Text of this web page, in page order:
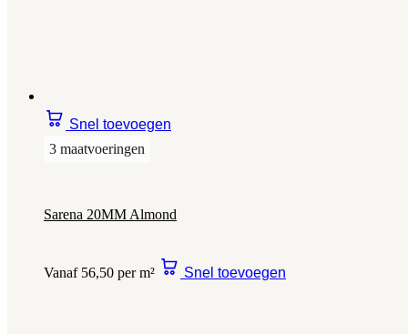
Snel toevoegen
3 maatvoeringen
Sarena 20MM Almond
Vanaf 56,50 per m² Snel toevoegen